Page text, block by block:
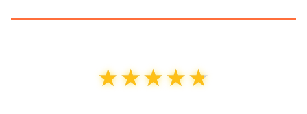
★★★★★
★★★★★